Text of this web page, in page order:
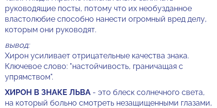
руководящие посты, потому что их необузданное
властолюбие способно нанести огромный вред делу,
которым они руководят.
вывод:
Хирон усиливает отрицательные качества знака.
Ключевое слово: "настойчивость, граничащая с
упрямством".
ХИРОН В ЗНАКЕ ЛЬВА - это блеск солнечного света,
на который больно смотреть незащищенными глазами,